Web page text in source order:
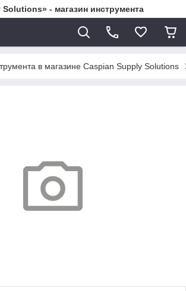
- магазин инструмента
в магазине Caspian Supply Solutions